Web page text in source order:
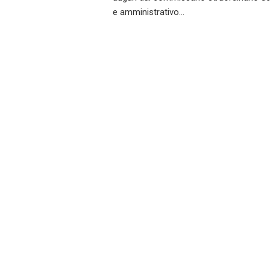
e amministrativo…